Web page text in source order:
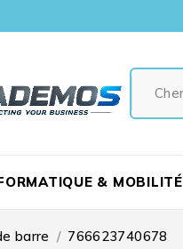
& MOBILITÉ
barre / 766623740678